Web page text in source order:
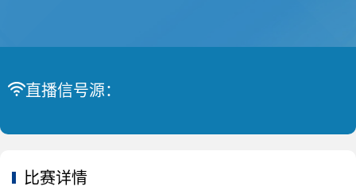
直播信号源：
比赛详情